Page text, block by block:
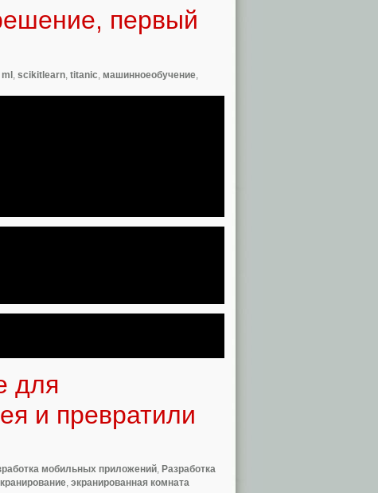
первый
ml scikitlearn titanic машинноеобучение
для
и превратили
мобильных приложений Разработка
экранированная комната